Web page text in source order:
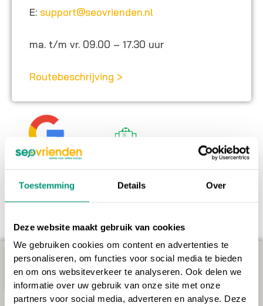
Toestemming Details Over
Deze website maakt gebruik van cookies
We gebruiken cookies om content en advertenties te
personaliseren, om functies voor social media te bieden
en om ons websiteverkeer te analyseren. Ook delen we
informatie over uw gebruik van onze site met onze
partners voor social media, adverteren en analyse. Deze
E: support@seovrienden.nl
ma. t/m vr. 09.00 – 17.30 uur
Routebeschrijving >
Officieel
Zaanstad Cup